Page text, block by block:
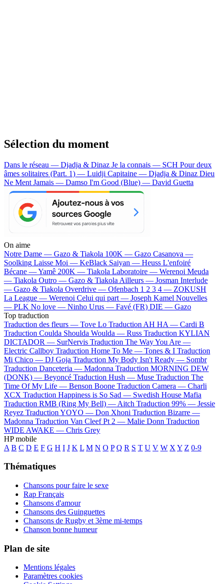
Sélection du moment
Dans le réseau — Djadja & Dinaz Je la connais — SCH Pour deux
âmes solitaires (Part. 1) — Luidji Capitaine — Djadja & Dinaz Dieu
Ne Ment Jamais — Damso I'm Good (Blue) — David Guetta
On aime
Notre Dame — Gazo & Tiakola 100K — Gazo Casanova —
Soolking Laisse Moi — KeBlack Saiyan — Heuss L'enfoiré
Bécane —Yamê 200K — Tiakola Laboratoire — Werenoi Meuda
— Tiakola Outro — Gazo & Tiakola Ailleurs — Josman Interlude
— Gazo & Tiakola Overdrive — Ofenbach 1 2 3 4 — ZOKUSH
La League — Werenoi Celui qui part — Joseph Kamel Nouvelles
— PLK No love — Ninho Urus — Favé (FR) DIE — Gazo
Top traduction
Traduction des fleurs — Tove Lo Traduction AH HA — Cardi B
Traduction Coulda Shoulda Woulda — Russ Traduction KYLIAN
DICTADOR — SurNervis Traduction The Way You Are —
Electric Callboy Traduction Home To Me — Tones & I Traduction
Mi Chico — DJ Goja Traduction My Body Isn't Ready — Sombr
Traduction Danceteria — Madonna Traduction MORNING DEW
(DONK) — Beyoncé Traduction Hush — Muse Traduction The
Time Of My Life — Benson Boone Traduction Camera — Charli
XCX Traduction Happiness is So Sad — Swedish House Mafia
Traduction RMB (Ring My Bell) — Aitch Traduction 99% — Jessie
Reyez Traduction YOYO — Don Xhoni Traduction Bizarre —
Madonna Traduction Van Cleef Pt 2 — Malie Donn Traduction
WIDE AWAKE — Chris Grey
HP mobile
A B C D E F G H I J K L M N O P Q R S T U V W X Y Z 0-9
Thématiques
Chansons pour faire le sexe
Rap Français
Chansons d'amour
Chansons des Guinguettes
Chansons de Rugby et 3ème mi-temps
Chanson bonne humeur
Plan de site
Mentions légales
Paramètres cookies